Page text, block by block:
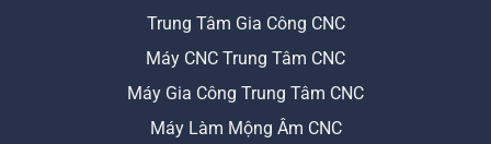
Trung Tâm Gia Công CNC
Máy CNC Trung Tâm CNC
Máy Gia Công Trung Tâm CNC
Máy Làm Mộng Âm CNC